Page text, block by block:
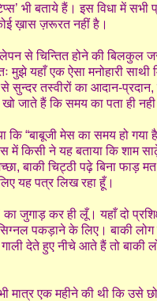
भी बताये हैं। इस विधा में
ख़ास ज़रूरत नहीं है।
से चिन्तित होने की बिलकुल
मुझे यहाँ एक ऐसा मनोहारी
तस्वीरों का आदान-प्रदान,
खो जाते हैं कि समय का पता ही
“बाबूजी मेस का समय हो गया
ने यह बताया कि शाम
चिट्ठी पढ़े बिना फाड़ मत
यह पत्र लिख रहा हूँ।
जुगाड़ कर ही लूँ। यहाँ दो
पकड़ाने के लिए। बाकी
देते हुए नीचे आते हैं तो
मात्र एक महीने की थी कि उसे